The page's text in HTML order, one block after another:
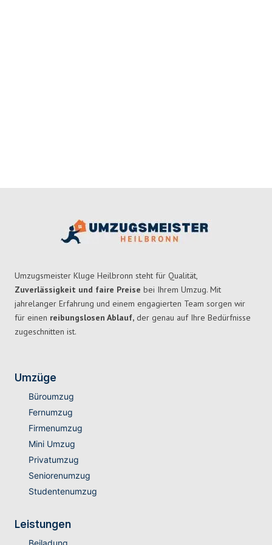
Umzugsmeister Kluge Heilbronn steht für Qualität,
Zuverlässigkeit und faire Preise bei Ihrem Umzug. Mit
jahrelanger Erfahrung und einem engagierten Team sorgen wir
für einen reibungslosen Ablauf, der genau auf Ihre Bedürfnisse
zugeschnitten ist.
Umzüge
Büroumzug
Fernumzug
Firmenumzug
Mini Umzug
Privatumzug
Seniorenumzug
Studentenumzug
Leistungen